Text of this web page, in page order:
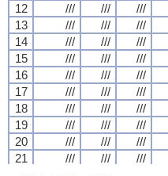
12
/// /// ///
13
/// /// ///
14
/// /// ///
15
/// /// ///
16
/// /// ///
17
/// /// ///
18
/// /// ///
19
/// /// ///
20
/// /// ///
21
/// /// ///
12
/// /// ///
13
/// /// ///
14
/// /// ///
15
/// /// ///
16
/// /// ///
17
/// /// ///
18
/// /// ///
19
/// /// ///
20
/// /// ///
21
/// /// ///
12
/// /// ///
13
/// /// ///
14
/// /// ///
15
/// /// ///
16
/// /// ///
17
/// /// ///
18
/// /// ///
19
/// /// ///
20
/// /// ///
21
/// /// ///
12
/// /// ///
13
/// /// ///
14
/// /// ///
15
/// /// ///
16
/// /// ///
17
/// /// ///
18
/// /// ///
19
/// /// ///
20
/// /// ///
21
/// /// ///